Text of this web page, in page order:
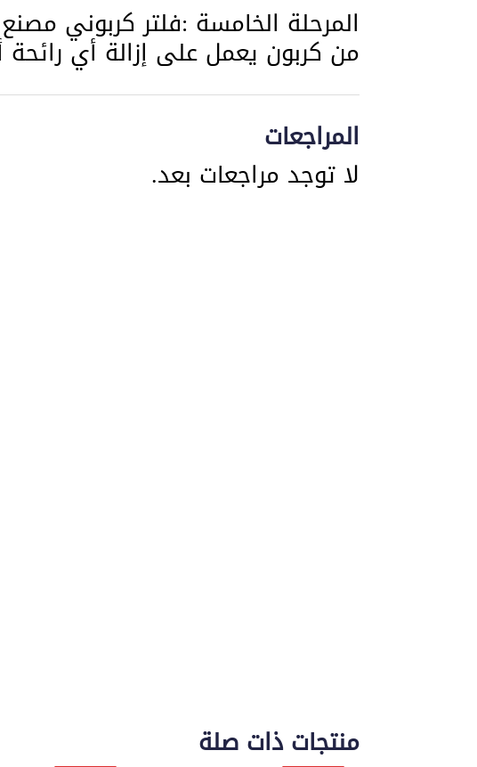
المرحلة الخامسة :فلتر كربوني
من كربون يعمل على إزالة أي
المراجعات
لا توجد مراجعات بعد.
منتجات ذات صلة